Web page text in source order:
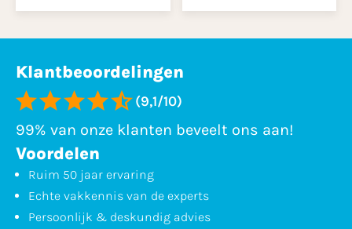
Klantbeoordelingen
(9,1/10)
99% van onze klanten beveelt ons aan!
Voordelen
Ruim 50 jaar ervaring
Echte vakkennis van de experts
Persoonlijk & deskundig advies